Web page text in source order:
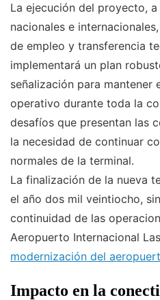
La ejecución del proyecto,
nacionales e
de empleo y transferencia
implementará un plan
señalización para mantener
operativo durante toda la
desafíos que presentan las
la necesidad de continuar
normales de la terminal.
La finalización de la nueva
el año dos mil veintiocho,
continuidad de las
Aeropuerto Internacional
modernización del
Impacto en la